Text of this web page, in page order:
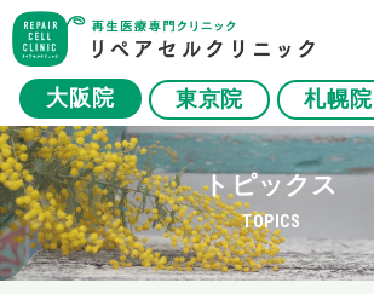
大阪院 東京院 札幌院
トピックス
TOPICS